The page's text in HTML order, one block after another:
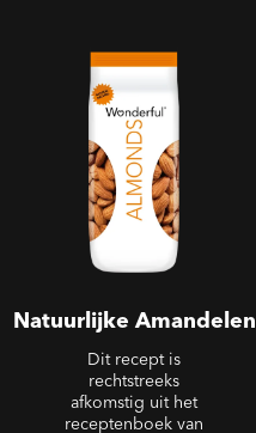
Natuurlijke Amandelen
Dit recept is
rechtstreeks
afkomstig uit het
receptenboek van